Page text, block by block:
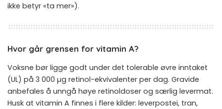
ikke betyr «ta mer»).
Hvor går grensen for vitamin A?
Voksne bør ligge godt under det tolerable øvre inntaket
(UL) på 3 000 µg retinol-ekvivalenter per dag. Gravide
anbefales å unngå høye retinoldoser og særlig levermat.
Husk at vitamin A finnes i flere kilder: leverpostei, tran,